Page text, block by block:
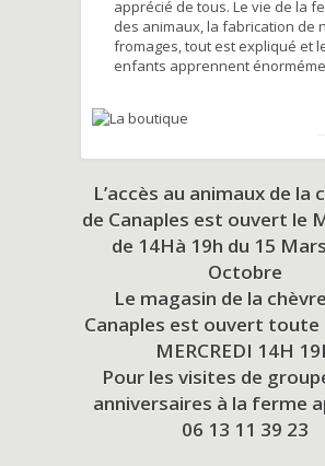
apprécié de tous. Le vie de la
des animaux, la fabrication de
fromages, tout est expliqué et
enfants apprennent
L’accès au animaux de la
de Canaples est ouvert le
de 14Hà 19h du 15
Octobre
Le magasin de la
Canaples est ouvert toute
MERCREDI 14H
Pour les visites de
anniversaires à la ferme
06 13 11 39 23